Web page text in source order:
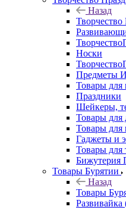
Назад
Носки
Предметы
Товары для
Праздники
Шейкеры,
Товары для
Товары для
Гаджеты и
Товары для
Бижутерия
Товары Бурятии
Назад
Товары
Развивайка